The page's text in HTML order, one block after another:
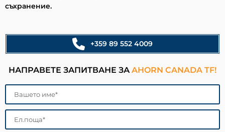
съхранение.
+359 89 552 4009
НАПРАВЕТЕ ЗАПИТВАНЕ ЗА AHORN CANADA TF!